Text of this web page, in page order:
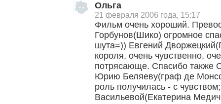
Ольга
21 февраля 2006 года, 15:17
Фильм очень хороший.
Горбунов(Шико) огромное
шута=)) Евгений
короля, очень чувственно,
потрясающе. Спасибо также
Юрию Беляеву(граф де
роль получилась - с
Васильевой(Екатерина